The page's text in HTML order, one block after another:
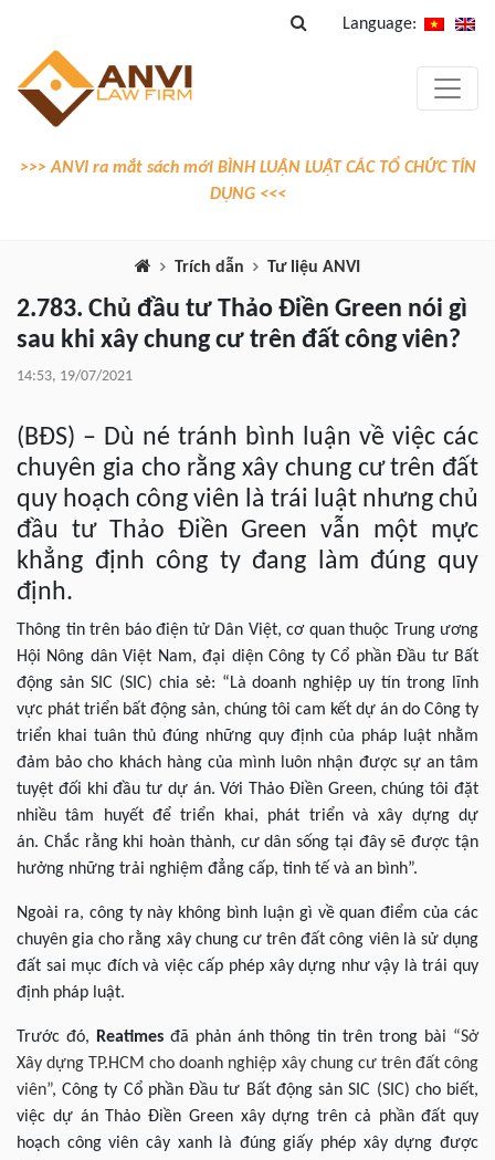
Language:
>>> ANVI ra mắt sách mới BÌNH LUẬN LUẬT CÁC TỔ CHỨC TÍN
DỤNG <<<
Trích dẫn Tư liệu ANVI
2.783. Chủ đầu tư Thảo Điền Green nói gì
sau khi xây chung cư trên đất công viên?
14:53, 19/07/2021
(BĐS) – Dù né tránh bình luận về việc các
chuyên gia cho rằng xây chung cư trên đất
quy hoạch công viên là trái luật nhưng chủ
đầu tư Thảo Điền Green vẫn một mực
khẳng định công ty đang làm đúng quy
định.
Thông tin trên báo điện tử Dân Việt, cơ quan thuộc Trung ương
Hội Nông dân Việt Nam, đại diện Công ty Cổ phần Đầu tư Bất
động sản SIC (SIC) chia sẻ: “Là doanh nghiệp uy tín trong lĩnh
vực phát triển bất động sản, chúng tôi cam kết dự án do Công ty
triển khai tuân thủ đúng những quy định của pháp luật nhằm
đảm bảo cho khách hàng của mình luôn nhận được sự an tâm
tuyệt đối khi đầu tư dự án. Với Thảo Điền Green, chúng tôi đặt
nhiều tâm huyết để triển khai, phát triển và xây dựng dự
án. Chắc rằng khi hoàn thành, cư dân sống tại đây sẽ được tận
hưởng những trải nghiệm đẳng cấp, tinh tế và an bình”.
Ngoài ra, công ty này không bình luận gì về quan điểm của các
chuyên gia cho rằng xây chung cư trên đất công viên là sử dụng
đất sai mục đích và việc cấp phép xây dựng như vậy là trái quy
định pháp luật.
Trước đó, Reatimesđã phản ánh thông tin trên trong bài “Sở
Xây dựng TP.HCM cho doanh nghiệp xây chung cư trên đất công
viên”, Công ty Cổ phần Đầu tư Bất động sản SIC (SIC) cho biết,
việc dự án Thảo Điền Green xây dựng trên cả phần đất quy
hoạch công viên cây xanh là đúng giấy phép xây dựng được